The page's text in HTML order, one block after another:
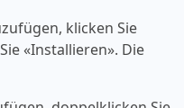
klicken Sie
«‎Installieren». Die